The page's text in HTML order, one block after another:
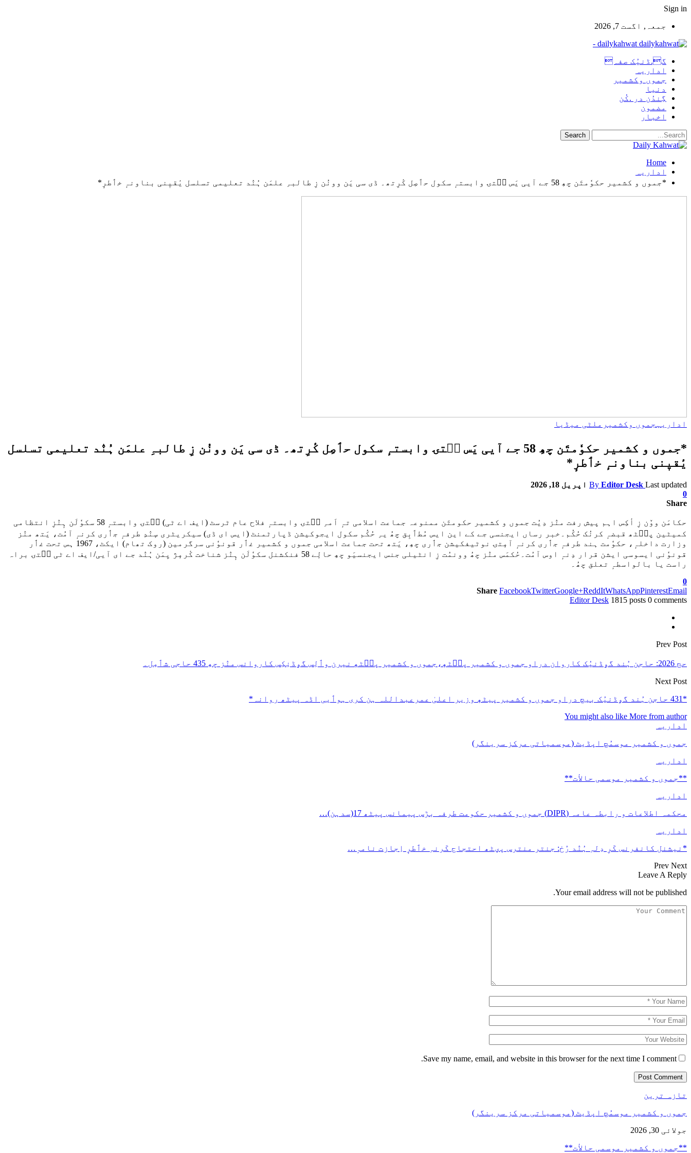
Sign in
جمعہ, اگست 7, 2026
dailykahwat -
گ.ڈنیُک صفہ
اداریہ
جموں وکشمیر
دنیا
گِندُن در .کُن
مضمون
اخبار
Home
اداریہ
*جموں و کشمیر حکوٗمتَن چھِ 58 جے آیی یَس سۭتۍ وابستہٕ سکول حٲصِل کٔرِتھ۔ ڈی سی یَن وونُن زِ طالبہِ علمَن ہُنٛد تعلیمی تسلسل یٔقیٖنی بناونہٕ خٲطرٕ*
اداریہ جموں وکشمیر ملٹی میڈیا
*جموں و کشمیر حکوٗمتَن چھِ 58 جے آیی یَس سۭتۍ وابستہٕ سکول حٲصِل کٔرِتھ۔ ڈی سی یَن وونُن زِ طالبہِ علمَن ہُنٛد تعلیمی تسلسل
یٔقیٖنی بناونہٕ خٲطرٕ*
By Editor Desk Last updated
اپریل 18, 2026
0
Share
حکامَن ووٚن زِ أکِس اہم پیش رفت منٛز دِیُت جموں و کشمیر حکومتَن ممنوعہ جماعت اسلامی تہٕ اَمہِ سۭتۍ وابستہٕ فلاح عام ٹرسٹ (ایف اے ٹی) سۭتۍ وابستہٕ 58 سکوٗلَن ہٕنٛزِ انتظامی
کمیٹین پٮ۪ٹھ قبضہٕ کرنُک حُکُم۔خبر رساں ایجنسی جے کے این ایس مُطٲبِق چھُ یہِ حُکُم سکول ایجوکیشن ڈپارٹمنٹ (ایس ای ڈی) سیکریٹری سٕنٛدِ طرفہٕ جٲری کرنہٕ آمُت، یَتھ منٛز
وزارت داخلہٕ، حکوٗمت ہند طرفہٕ جٲری کرنہٕ آمٕتۍ نوٹیفکیشن جٲری چھِ، یَتھ تحت جماعت اسلامی جموں و کشمیر غٲر قونوٗنی سرگرمین (روک تھام) ایکٹ، 1967 ہس تحت غٲر
قونوٗنی ایسوسی ایشن قرار دِنہٕ اوس آمُت۔حُکمَس منٛز چھُ وونمُت زِ انٹیلی جنس ایجنسیَو چھِ حالٕے 58 فنکشنل سکوٗلَن ہٕنٛز شناخت کٔرمٕژ یِمَن ہُنٛد جے ای آیی/ایف اے ٹی سۭتۍ براہ
راست یا بالواسطہٕ تعلق چھُ۔
0
Share FacebookTwitterGoogle+ReddItWhatsAppPinterestEmail
Editor Desk 1815 posts 0 comments
Prev Post
حج 2026: حاجن ہُند گۄڈنیُک کاروان دراو جموں و کشمیر پٮ۪ٹھٕ،جموں و کشمیر پٮ۪ٹھٕ نیرن وٲلِس گۄڈنِکِس کاروانس منٛز چھِ 435 حاجی شٲمِل۔
Next Post
*431 حاجن ہُند گۄڈنیُک بیچ دراو جموں و کشمیر پیٹھٕ وزیر اعلیٰ عمرعبداللہ ہن کری ہوٲیی اڈہ پیٹھ روانہ*
You might also like More from author
اداریہ
جموں و کشمیر موسمُچ اپڈیٹ (موسمیاتی مرکز سرینگر)
اداریہ
**جموں و كشمیر موسمی حالأت**
اداریہ
محکمہ اطلاعات و رابطہ عامہ (DIPR) جموں و کشمیر حکومت طرفہ بڑس پیمانس پیٹھ 17(سدہن)…
اداریہ
*نیشنل کانفرنس کَرِ دِلہِ ہُنٛد رُخ: جنتر منترس پؠٹھ احتجاج کَرنہِ خٲطرٕ اِجازت نامہٕ…
Prev Next
Leave A Reply
Your email address will not be published.
Save my name, email, and website in this browser for the next time I comment.
تازہ ترین
جموں و کشمیر موسمُچ اپڈیٹ (موسمیاتی مرکز سرینگر)
جولائی 30, 2026
**جموں و كشمیر موسمی حالأت**